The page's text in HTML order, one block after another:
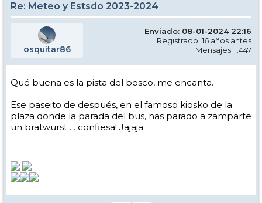
Re: Meteo y Estsdo 2023-2024
osquitar86
Enviado: 08-01-2024 22:16
Registrado: 16 años antes
Mensajes: 1.447
Qué buena es la pista del bosco, me encanta.
Ese paseito de después, en el famoso kiosko de la
plaza donde la parada del bus, has parado a zamparte
un bratwurst…. confiesa! Jajaja